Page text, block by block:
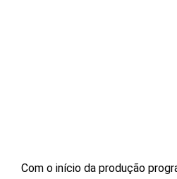
Com o início da produção